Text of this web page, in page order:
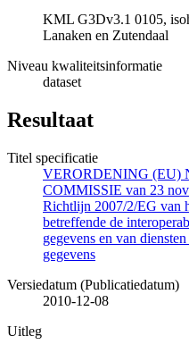
KML G3Dv3.1 0105,
Lanaken en Zutendaal
Niveau kwaliteitsinformatie
dataset
Resultaat
Titel specificatie
VERORDENING (EU)
COMMISSIE van 23
Richtlijn 2007/2/EG van
betreffende de
gegevens en van
gegevens
Versiedatum (Publicatiedatum)
2010-12-08
Uitleg